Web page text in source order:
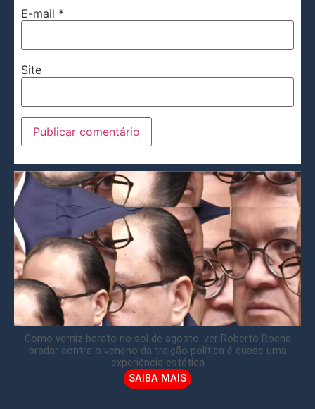
E-mail *
Site
Como verniz barato no sol de agosto: ver Roberto Rocha
bradar contra o veneno da traição política é quase uma
experiência estética
SAIBA MAIS